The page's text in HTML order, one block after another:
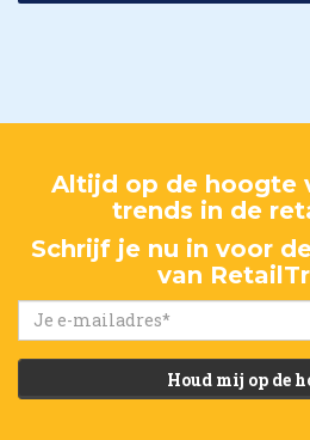
Altijd op de hoogte
trends in de
Schrijf je nu in voor
van
Houd mij op de